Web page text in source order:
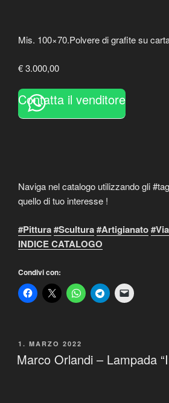
Mis. 100×70.Polvere di grafite su
€ 3.000,00
Contatta il venditore
Naviga nel catalogo utilizzando gli
quello di tuo interesse !
#Pittura#Scultura#Artigianato
INDICE CATALOGO
Condivi con:
PUBBLICATO
IL
1. MARZO 2022
Marco Orlandi – Lampada